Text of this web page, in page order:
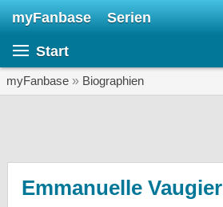
myFanbase Serien
Start
myFanbase » Biographien
Emmanuelle Vaugier